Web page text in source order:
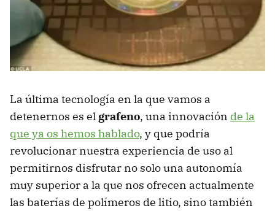
La última tecnología en la que vamos a
detenernos es el grafeno, una innovación de la
que ya os hemos hablado, y que podría
revolucionar nuestra experiencia de uso al
permitirnos disfrutar no solo una autonomía
muy superior a la que nos ofrecen actualmente
las baterías de polímeros de litio, sino también